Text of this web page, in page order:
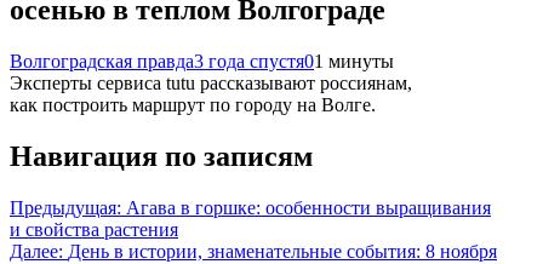
осенью в теплом Волгограде
Волгоградская правда3 года спустя01 минуты
Эксперты сервиса tutu рассказывают россиянам,
как построить маршрут по городу на Волге.
Навигация по записям
Предыдущая: Агава в горшке: особенности выращивания
и свойства растения
Далее: День в истории, знаменательные события: 8 ноября